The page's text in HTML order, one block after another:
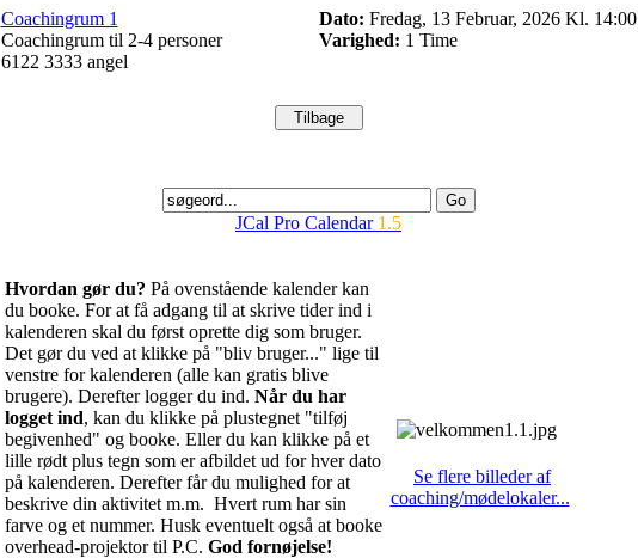
Coachingrum 1
Coachingrum til 2-4 personer
Dato: Fredag, 13 Februar, 2026 Kl. 14:00
Varighed: 1 Time
6122 3333 angel
JCal Pro Calendar 1.5
Hvordan gør du? På ovenstående kalender kan
du booke. For at få adgang til at skrive tider ind i
kalenderen skal du først oprette dig som bruger.
Det gør du ved at klikke på "bliv bruger..." lige til
venstre for kalenderen (alle kan gratis blive
brugere). Derefter logger du ind. Når du har
logget ind, kan du klikke på plustegnet "tilføj
begivenhed" og booke. Eller du kan klikke på et
lille rødt plus tegn som er afbildet ud for hver dato
på kalenderen. Derefter får du mulighed for at
beskrive din aktivitet m.m. Hvert rum har sin
farve og et nummer. Husk eventuelt også at booke
overhead-projektor til P.C. God fornøjelse!
Se flere billeder af
coaching/mødelokaler...